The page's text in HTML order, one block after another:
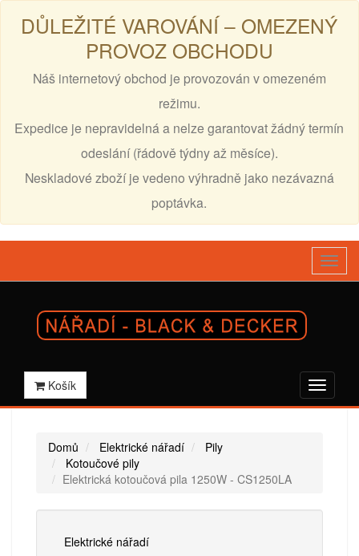
DŮLEŽITÉ VAROVÁNÍ – OMEZENÝ
PROVOZ OBCHODU
Náš internetový obchod je provozován v omezeném
režimu.
Expedice je nepravidelná a nelze garantovat žádný termín
odeslání (řádově týdny až měsíce).
Neskladové zboží je vedeno výhradně jako nezávazná
poptávka.
Košík
Domů Elektrické nářadí
Pily
Kotoučové pily
Elektrická kotoučová pila 1250W - CS1250LA
Elektrické nářadí